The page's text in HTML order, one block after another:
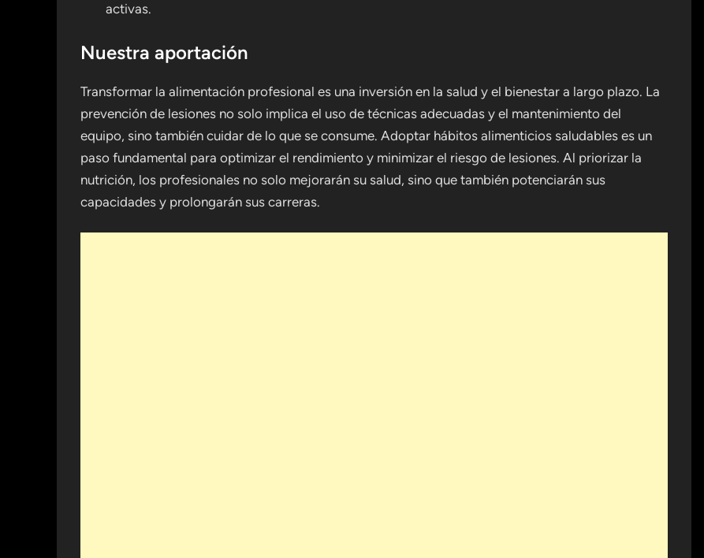
activas.
Nuestra aportación
Transformar la alimentación profesional es una inversión en la salud y el bienestar a largo plazo. La
prevención de lesiones no solo implica el uso de técnicas adecuadas y el mantenimiento del
equipo, sino también cuidar de lo que se consume. Adoptar hábitos alimenticios saludables es un
paso fundamental para optimizar el rendimiento y minimizar el riesgo de lesiones. Al priorizar la
nutrición, los profesionales no solo mejorarán su salud, sino que también potenciarán sus
capacidades y prolongarán sus carreras.